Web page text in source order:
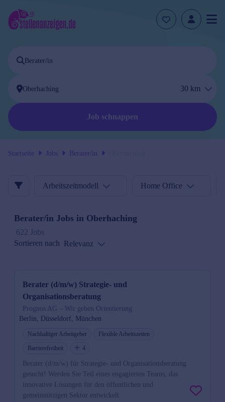
30 km
Job schnappen
Startseite Jobs Berater/in
Arbeitszeitmodell Home Office
Berater/in Jobs in Oberhaching
622 Jobs
Sortieren nach Relevanz
Berater (d/m/w) Strategie- und
Organisationsberatung
Prognos AG – Wir geben Orientierung.
Berlin, Düsseldorf, München
Nachhaltiger Arbeitgeber
Flexible Arbeitszeiten
Barrierefreiheit
4
Berater (d/m/w) für Strategie- und Organisationsberatung
gesucht! Werden Sie Teil eines engagierten Teams, das
innovative Lösungen für den öffentlichen und
gemeinnützigen Sektor entwickelt.